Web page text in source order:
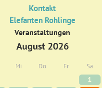
Kontakt
Elefanten Rohlinge
Veranstaltungen
August 2026
Mi Do Fr Sa
1